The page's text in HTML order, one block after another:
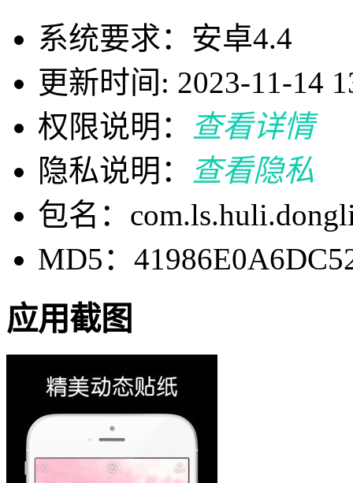
系统要求：安卓4.4
更新时间: 2023-11-14
权限说明：
查看详情
隐私说明：
查看隐私
包名：
MD5：
应用截图